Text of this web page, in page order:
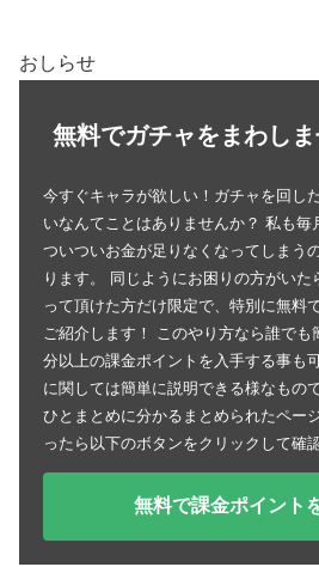
おしらせ
無料でガチャをまわしま
今すぐキャラが欲しい！ガチャを回し
いなんてことはありませんか？ 私も毎
ついついお金が足りなくなってしまう
ります。 同じようにお困りの方がいた
って頂けた方だけ限定で、特別に無料
ご紹介します！ このやり方なら誰でも
分以上の課金ポイントを入手する事も
に関しては簡単に説明できる様なもの
ひとまとめに分かるまとめられたペー
ったら以下のボタンをクリックして確
無料で課金ポイント